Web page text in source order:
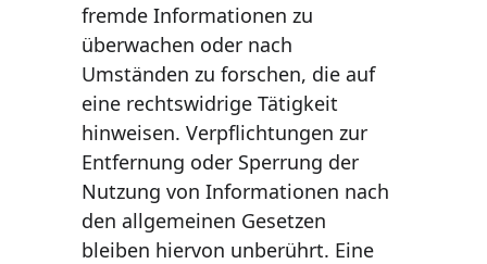
fremde Informationen zu
überwachen oder nach
Umständen zu forschen, die auf
eine rechtswidrige Tätigkeit
hinweisen. Verpflichtungen zur
Entfernung oder Sperrung der
Nutzung von Informationen nach
den allgemeinen Gesetzen
bleiben hiervon unberührt. Eine